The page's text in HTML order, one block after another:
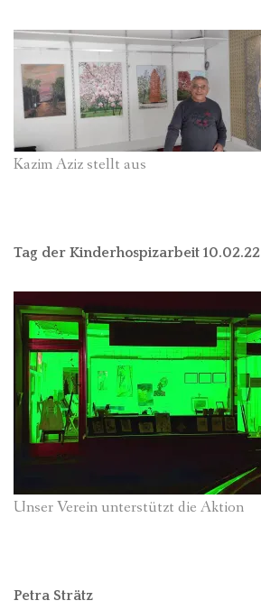
Kazim Aziz stellt aus
Tag der Kinderhospizarbeit 10.02.22
Unser Verein unterstützt die Aktion
Petra Strätz